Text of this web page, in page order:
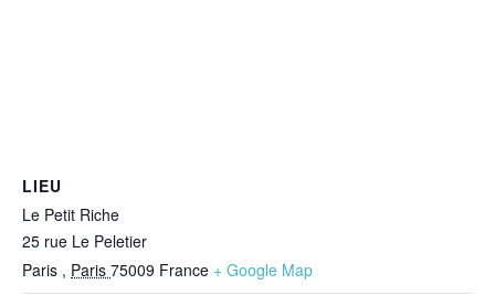
LIEU
Le Petit Riche
25 rue Le Peletier
Paris , Paris 75009 France + Google Map